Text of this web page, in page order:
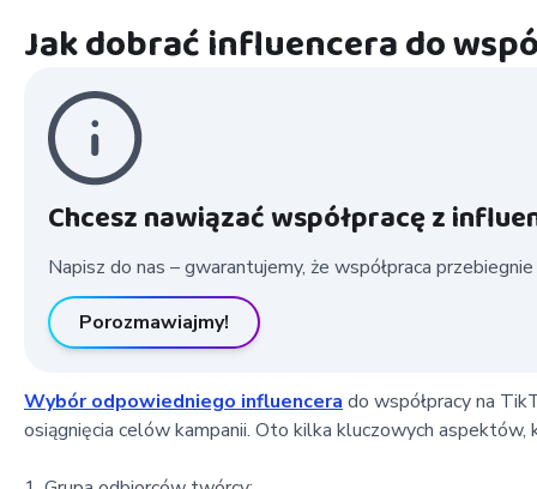
Jak dobrać influencera do
Chcesz nawiązać współpracę z
Napisz do nas – gwarantujemy, że współpraca
Porozmawiajmy!
Wybór odpowiedniego influencera do współpracy na
osiągnięcia celów kampanii. Oto kilka kluczowych